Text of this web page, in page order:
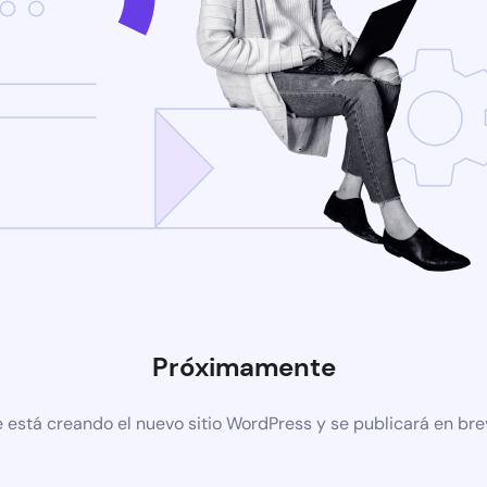
Próximamente
está creando el nuevo sitio WordPress y se publicará en